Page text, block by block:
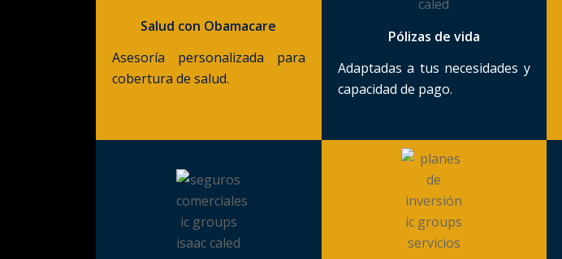
Salud con Obamacare
Asesoría personalizada para
cobertura de salud.
Pólizas de vida
Adaptadas a tus necesidades y
capacidad de pago.